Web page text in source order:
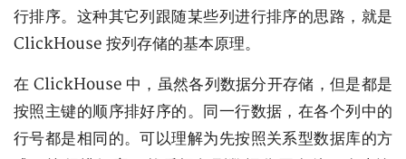
行排序。这种其它列跟随某些列进行排序的思路，就是
ClickHouse 按列存储的基本原理。
在 ClickHouse 中，虽然各列数据分开存储，但是都是
按照主键的顺序排好序的。同一行数据，在各个列中的
行号都是相同的。可以理解为先按照关系型数据库的方